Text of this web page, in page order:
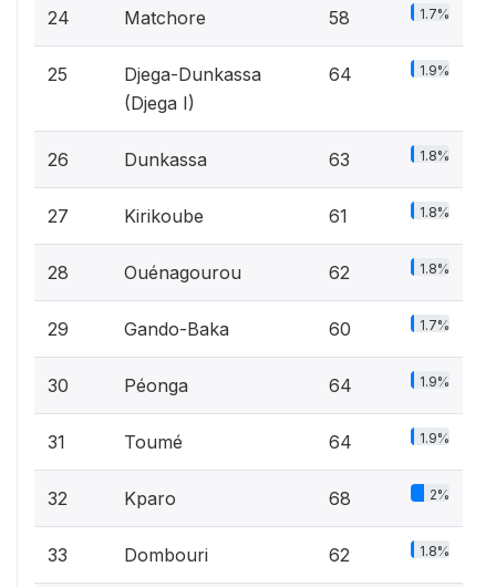
24 Matchore 58 1.7%
25
Djega-Dunkassa
(Djega I)
64 1.9%
26 Dunkassa 63 1.8%
27 Kirikoube 61 1.8%
28 Ouénagourou 62 1.8%
29 Gando-Baka 60 1.7%
30 Péonga 64 1.9%
31 Toumé 64 1.9%
32 Kparo 68 2%
33 Dombouri 62 1.8%